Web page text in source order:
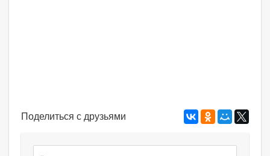
Поделиться с друзьями